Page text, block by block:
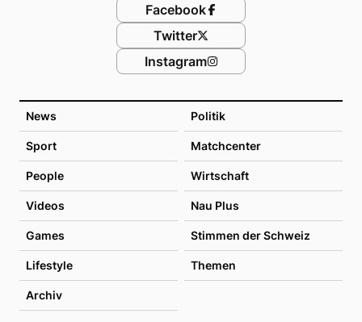
News Politik
Sport Matchcenter
People Wirtschaft
Videos Nau Plus
Games Stimmen der Schweiz
Lifestyle Themen
Archiv
Facebook
Twitter
Instagram